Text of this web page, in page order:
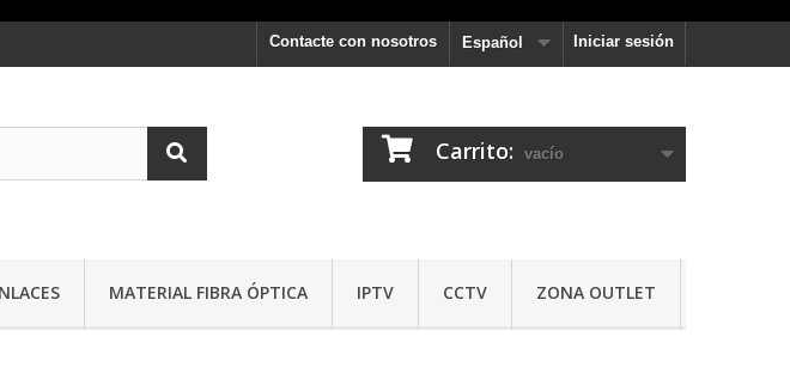
Iniciar sesión
Español
Contacte con nosotros
Carrito: vacío
MATERIAL FIBRA ÓPTICA IPTV CCTV ZONA OUTLET